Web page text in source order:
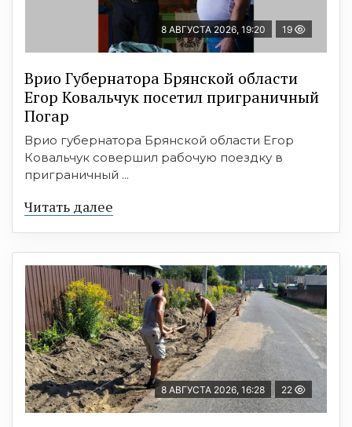
8 АВГУСТА 2026, 19:20 19
Врио Губернатора Брянской области
Егор Ковальчук посетил приграничный
Погар
Врио губернатора Брянской области Егор
Ковальчук совершил рабочую поездку в
приграничный ...
Читать далее
8 АВГУСТА 2026, 16:28 22